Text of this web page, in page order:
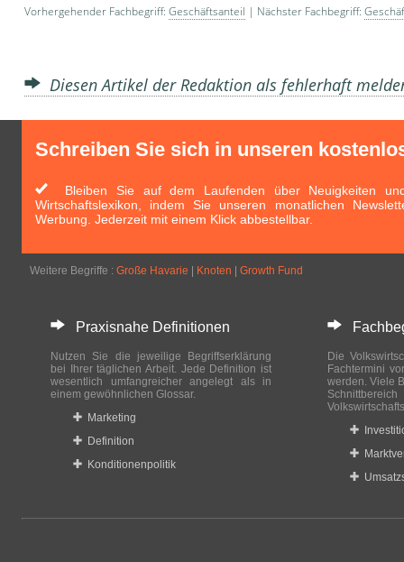
Vorhergehender Fachbegriff: Geschäftsanteil | Nächster Fachbegriff:
Diesen Artikel der Redaktion als fehlerhaft
Schreiben Sie sich in unseren
Bleiben Sie auf dem Laufenden über Neuigkeiten
Wirtschaftslexikon, indem Sie unseren monatlichen
Werbung. Jederzeit mit einem Klick abbestellbar.
Weitere Begriffe : Große Havarie Knoten Growth Fund
Praxisnahe Definitionen
Nutzen Sie die jeweilige Begriffserklärung
bei Ihrer täglichen Arbeit. Jede Definition ist
wesentlich umfangreicher angelegt als in
einem gewöhnlichen Glossar.
Marketing
Definition
Konditionenpolitik
Die
Fachtermini
werden. Viele